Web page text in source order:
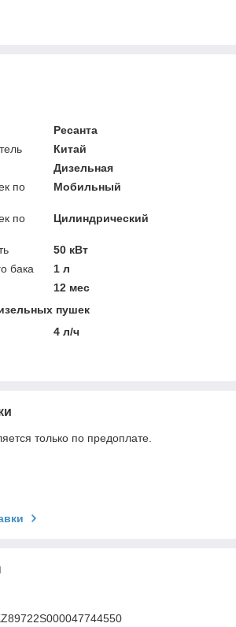
Ресанта
Китай
Дизельная
по
Мобильный
по
Цилиндрический
50 кВт
бака
1 л
12 мес
пушек
4 л/ч
только по предоплате.